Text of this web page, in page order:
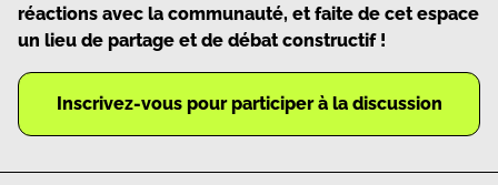
réactions avec la communauté, et faite de cet espace
un lieu de partage et de débat constructif !
Inscrivez-vous pour participer à la discussion